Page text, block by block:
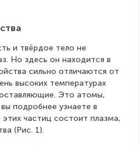
и твёрдое тело не
Но здесь он находится в
сильно отличаются от
высоких температурах
Это атомы,
подробнее узнаете в
частиц состоит плазма,
(Рис. 1).